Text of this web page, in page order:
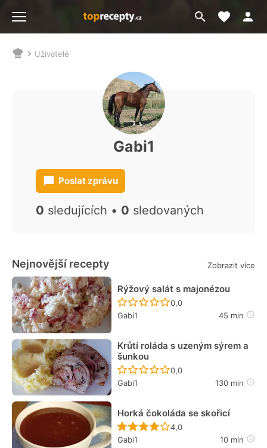
Přejít
na
Moje
NacházíteUživatelé
Gabi1
Poslat zprávu
0 sledujících • 0 sledovaných
Nejnovější recepty Zobrazit více
Rýžový salát s majonézou
Recept ještě nebyl
0,0
Gabi1
45 min
Krůtí roláda s uzeným sýrem a
šunkou
Recept ještě nebyl
0,0
Gabi1
130 min
Horká čokoláda se skořicí
Recept ještě nebyl
4,0
Gabi1
10 min